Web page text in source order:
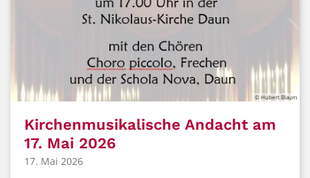
© Hubert Blaum
Kirchenmusikalische Andacht am
17. Mai 2026
17. Mai 2026